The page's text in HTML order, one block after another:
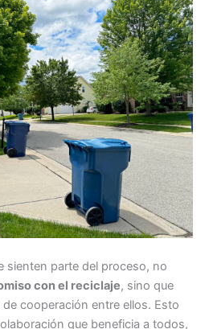
sienten parte del proceso, no
con el reciclaje, sino que
cooperación entre ellos. Esto
que beneficia a todos,